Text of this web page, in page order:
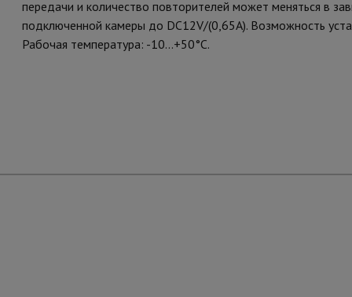
передачи и количество повторителей может меняться в
подключенной камеры до DC12V/(0,65A). Возможность
Рабочая температура: -10...+50°С.